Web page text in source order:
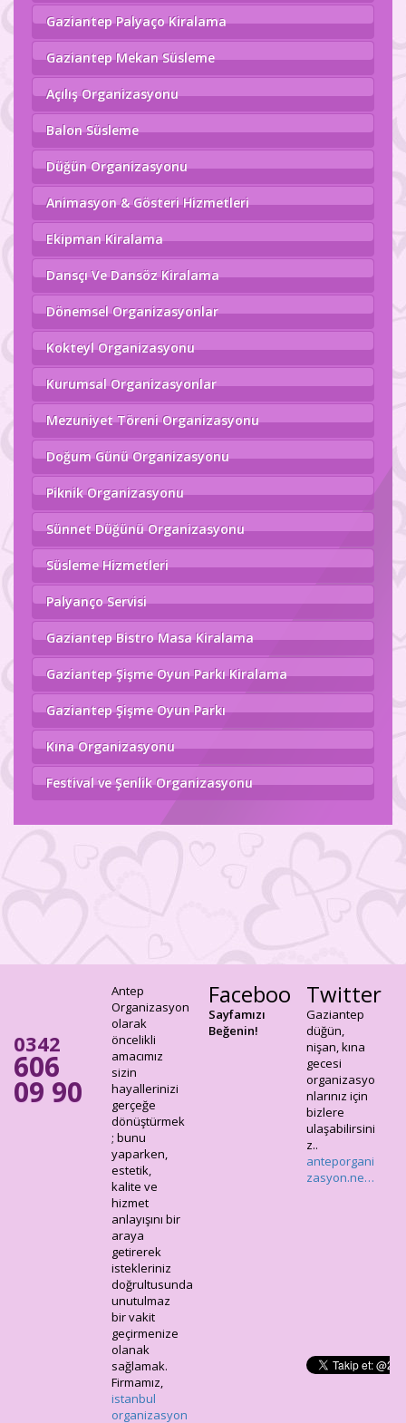
Gaziantep Palyaço Kiralama
Gaziantep Mekan Süsleme
Açılış Organizasyonu
Balon Süsleme
Düğün Organizasyonu
Animasyon & Gösteri Hizmetleri
Ekipman Kiralama
Dansçı Ve Dansöz Kiralama
Dönemsel Organizasyonlar
Kokteyl Organizasyonu
Kurumsal Organizasyonlar
Mezuniyet Töreni Organizasyonu
Doğum Günü Organizasyonu
Piknik Organizasyonu
Sünnet Düğünü Organizasyonu
Süsleme Hizmetleri
Palyanço Servisi
Gaziantep Bistro Masa Kiralama
Gaziantep Şişme Oyun Parkı Kiralama
Gaziantep Şişme Oyun Parkı
Kına Organizasyonu
Festival ve Şenlik Organizasyonu
0342
606
09 90
Antep
Organizasyon
olarak
öncelikli
amacımız
sizin
hayallerinizi
gerçeğe
dönüştürmek
; bunu
yaparken,
estetik,
kalite ve
hizmet
anlayışını bir
araya
getirerek
istekleriniz
doğrultusunda
unutulmaz
bir vakit
geçirmenize
olanak
sağlamak.
Firmamız,
istanbul
organizasyon
Facebook
Sayfamızı
Beğenin!
Twitter
Gaziantep
düğün,
nişan, kına
gecesi
organizasyo
nlarınız için
bizlere
ulaşabilirsini
z..
anteporgani
zasyon.ne…